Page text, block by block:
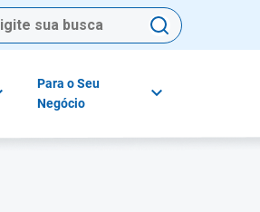
Para o Seu
Negócio